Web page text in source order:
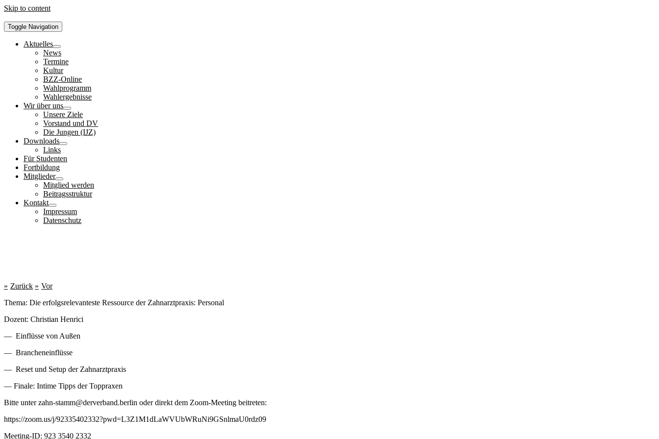
Skip to content
Toggle Navigation
Aktuelles
News
Termine
Kultur
BZZ-Online
Wahlprogramm
Wahlergebnisse
Wir über uns
Unsere Ziele
Vorstand und DV
Die Jungen (IJZ)
Downloads
Links
Für Studenten
Fortbildung
Mitglieder
Mitglied werden
Beitragsstruktur
Kontakt
Impressum
Datenschutz
Zurück
Vor
Thema: Die erfolgsrelevanteste Ressource der Zahnarztpraxis: Personal
Dozent: Christian Henrici
— Einflüsse von Außen
— Brancheneinflüsse
— Reset und Setup der Zahnarztpraxis
— Finale: Intime Tipps der Toppraxen
Bitte unter zahn-stamm@derverband.berlin oder direkt dem Zoom-Meeting beitreten:
https://zoom.us/j/92335402332?pwd=L3Z1M1dLaWVUbWRuNi9GSnlmaU0rdz09
Meeting-ID: 923 3540 2332